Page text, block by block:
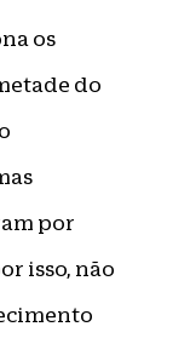
os
do
por
isso, não